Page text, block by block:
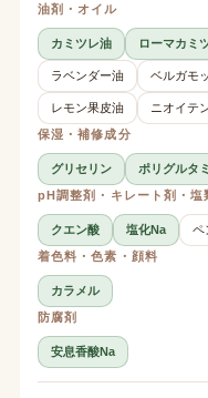
油剤・オイル
カミツレ油 ローマカミ
ラベンダー油 ベルガモ
レモン果皮油 ニオイテ
保湿・補修成分
グリセリン
ポリグルタ
pH調整剤・キレート剤・塩
クエン酸 塩化Na
ペ
着色料・色素・顔料
カラメル
防腐剤
安息香酸Na